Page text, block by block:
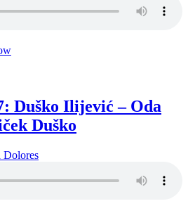
Duško Ilijević – Oda
Duško
Dolores